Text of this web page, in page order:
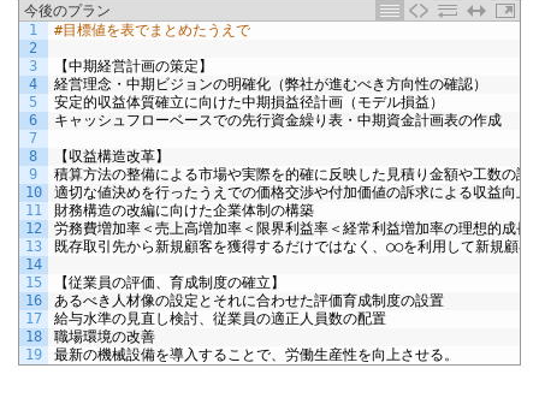
今後のプラン
1
2
3
4
5
6
7
8
9
10
11
12
13
14
15
16
17
18
19
#目標値を表でまとめたうえで
【中期経営計画の策定】
経営理念・中期ビジョンの明確化（弊社が進むべき方向性の確認）
安定的収益体質確立に向けた中期損益径計画（モデル損益）
キャッシュフローベースでの先行資金繰り表・中期資金計画表の作成
【収益構造改革】
積算方法の整備による市場や実際を的確に反映した見積り金額や工数の設
適切な値決めを行ったうえでの価格交渉や付加価値の訴求による収益向上
財務構造の改編に向けた企業体制の構築
労務費増加率＜売上高増加率＜限界利益率＜経常利益増加率の理想的成長ﾊ
既存取引先から新規顧客を獲得するだけではなく、○○を利用して新規顧客
【従業員の評価、育成制度の確立】
あるべき人材像の設定とそれに合わせた評価育成制度の設置
給与水準の見直し検討、従業員の適正人員数の配置
職場環境の改善
最新の機械設備を導入することで、労働生産性を向上させる。